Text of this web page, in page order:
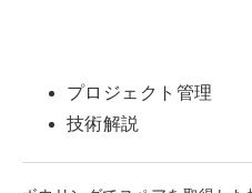
プロジェクト管理
技術解説